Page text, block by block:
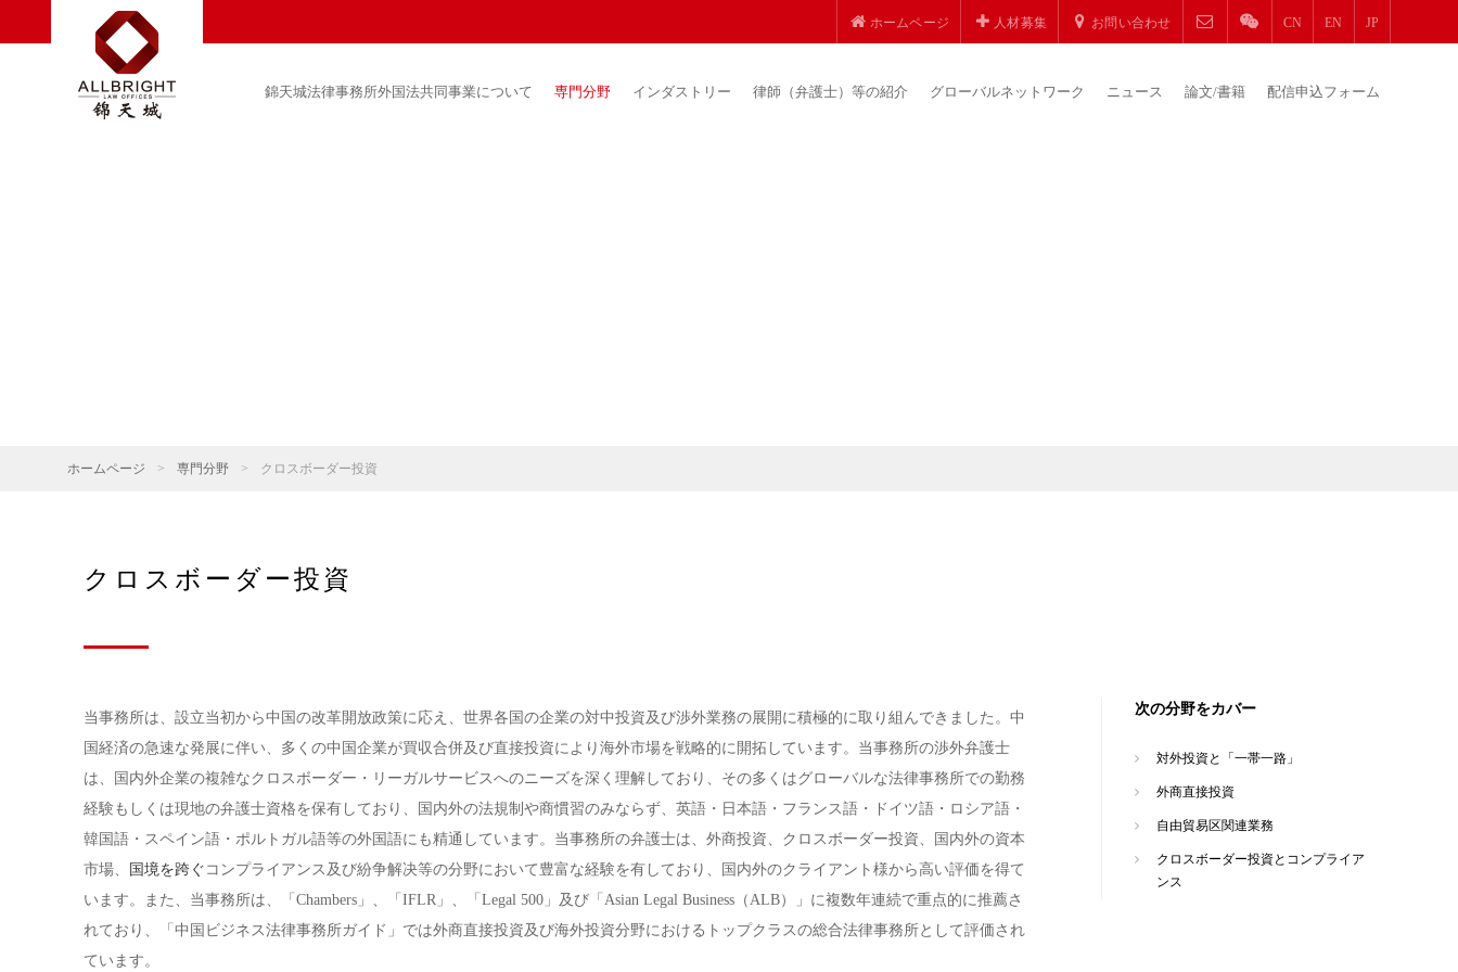
ホームページ 人材募集 お問い合わせ CN EN JP
錦天城法律事務所外国法共同事業について 専門分野 インダストリー 律師（弁護士）等の紹介 グローバルネットワーク ニュース 論文/書籍 配信申込フォーム
ホームページ > 専門分野 > クロスボーダー投資
クロスボーダー投資
当事務所は、設立当初から中国の改革開放政策に応え、世界各国の企業の対中投資及び渉外業務の展開に積極的に取り組んできました。中
国経済の急速な発展に伴い、多くの中国企業が買収合併及び直接投資により海外市場を戦略的に開拓しています。当事務所の渉外弁護士
は、国内外企業の複雑なクロスボーダー・リーガルサービスへのニーズを深く理解しており、その多くはグローバルな法律事務所での勤務
経験もしくは現地の弁護士資格を保有しており、国内外の法規制や商慣習のみならず、英語・日本語・フランス語・ドイツ語・ロシア語・
韓国語・スペイン語・ポルトガル語等の外国語にも精通しています。当事務所の弁護士は、外商投資、クロスボーダー投資、国内外の資本
市場、
国境を跨ぐ コンプライアンス及び紛争解决等の分野において豊富な経験を有しており、国内外のクライアント様から高い評価を得て
います。また、当事務所は、「Chambers」、「IFLR」、「Legal 500」及び「Asian Legal Business（ALB）」に複数年連続で重点的に推薦さ
れており、「中国ビジネス法律事務所ガイド」では外商直接投資及び海外投資分野におけるトップクラスの総合法律事務所として評価され
ています。
次の分野をカバー
対外投資と「一帯一路」
外商直接投資
自由貿易区関連業務
クロスボーダー投資とコンプライア
ンス